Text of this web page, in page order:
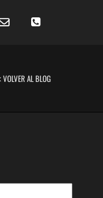
VOLVER AL BLOG